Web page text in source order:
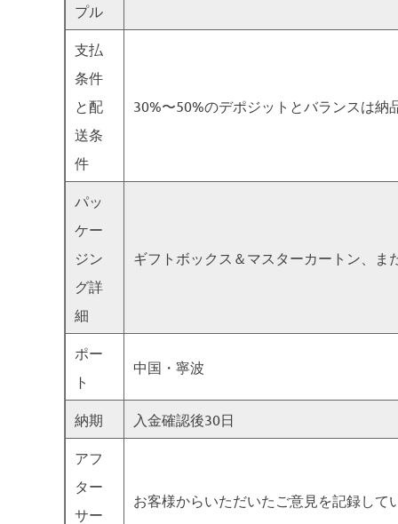
プル
支払
条件
と配
送条
件
30%〜50%のデポジットとバランスは
パッ
ケー
ジン
グ詳
細
ギフトボックス＆マスターカートン、ま
ポー
ト
中国・寧波
納期 入金確認後30日
アフ
ター
サー
お客様からいただいたご意見を記録して